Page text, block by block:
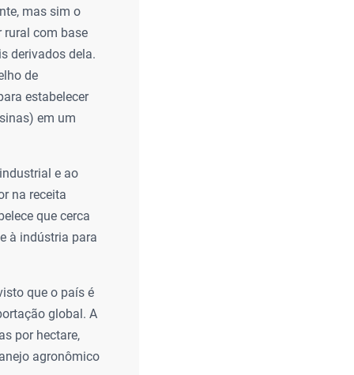
mas sim o
rural com base
derivados dela.
de
estabelecer
em um
e ao
na receita
que cerca
à indústria para
que o país é
global. A
por hectare,
agronômico